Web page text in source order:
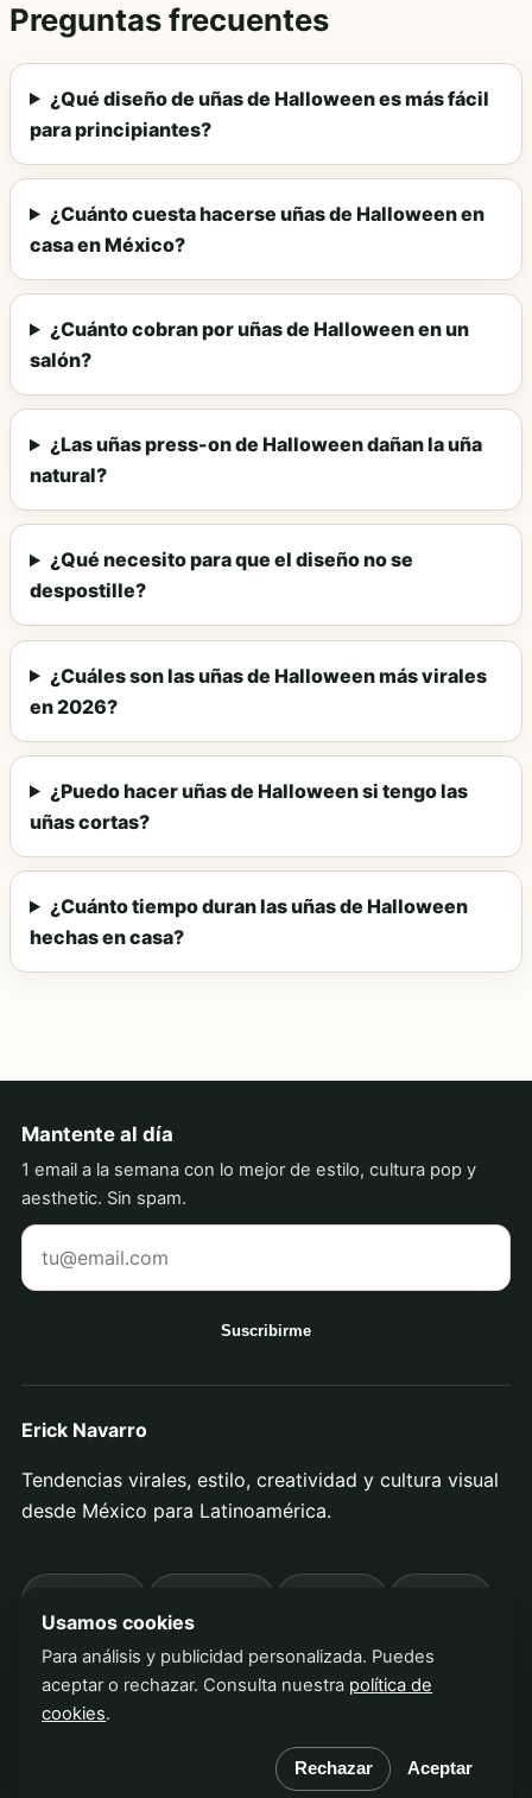
Preguntas frecuentes
¿Qué diseño de uñas de Halloween es más fácil
para principiantes?
¿Cuánto cuesta hacerse uñas de Halloween en
casa en México?
¿Cuánto cobran por uñas de Halloween en un
salón?
¿Las uñas press-on de Halloween dañan la uña
natural?
¿Qué necesito para que el diseño no se
despostille?
¿Cuáles son las uñas de Halloween más virales
en 2026?
¿Puedo hacer uñas de Halloween si tengo las
uñas cortas?
¿Cuánto tiempo duran las uñas de Halloween
hechas en casa?
Mantente al día
1 email a la semana con lo mejor de estilo, cultura pop y
aesthetic. Sin spam.
Tu correo electrónico
Suscribirme
Erick Navarro
Tendencias virales, estilo, creatividad y cultura visual
desde México para Latinoamérica.
Contenido editorial independiente
México · Latinoamérica
© 2026 Erick Navarro. Todos los derechos reservados.
Usamos cookies
Para análisis y publicidad personalizada. Puedes
aceptar o rechazar. Consulta nuestra política de
cookies.
Rechazar Aceptar